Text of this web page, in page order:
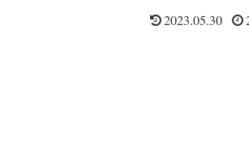
2023.05.30